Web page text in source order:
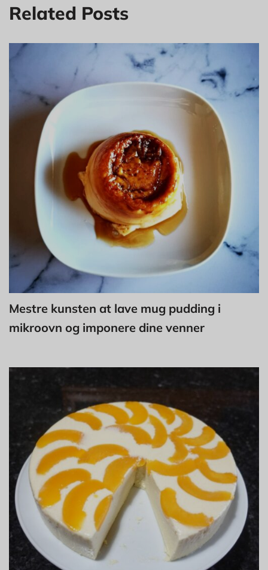
Related Posts
Mestre kunsten at lave mug pudding i
mikroovn og imponere dine venner